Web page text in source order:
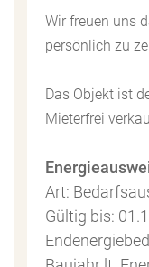
Wir freuen uns
persönlich zu
Das Objekt ist
Mieterfrei
Art:
Gültig bis: